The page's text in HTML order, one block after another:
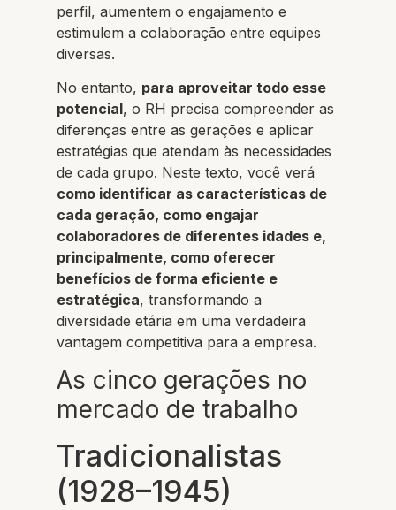
perfil, aumentem o engajamento e
estimulem a colaboração entre equipes
diversas.
No entanto, para aproveitar todo esse
potencial, o RH precisa compreender as
diferenças entre as gerações e aplicar
estratégias que atendam às necessidades
de cada grupo. Neste texto, você verá
como identificar as características de
cada geração, como engajar
colaboradores de diferentes idades e,
principalmente, como oferecer
benefícios de forma eficiente e
estratégica, transformando a
diversidade etária em uma verdadeira
vantagem competitiva para a empresa.
As cinco gerações no
mercado de trabalho
Tradicionalistas
(1928–1945)